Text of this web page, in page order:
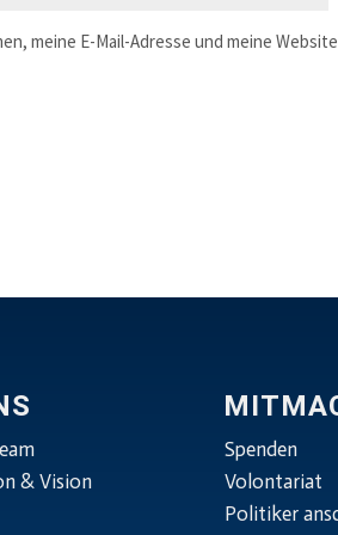
meine E-Mail-Adresse und meine
& Vision
Spenden
Volontariat
Politiker